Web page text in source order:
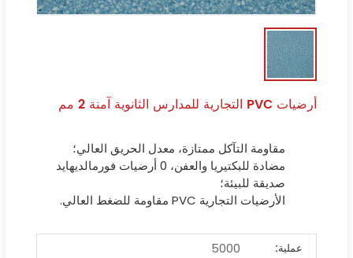
أرضيات PVC التجارية للمدارس الثانوية آمنة 2 مم
مقاومة التآكل ممتازة، معدل الحريق العالي؛
مضادة للبكتيريا والعفن، 0 أرضيات فورمالديهايد
صديقة للبيئة؛
الأرضيات التجارية PVC مقاومة للضغط العالي.
عملية:
5000